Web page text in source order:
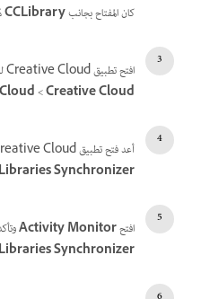
كان المفتاح بجانبCCLibrary
افتح تطبيق Creative Cloud لسطح المكتب، وفي شريط قوائم Apple، حدد
Creative Cloud
>‏
أعد فتح تطبيق Creative Cloud لسطح المكتب لتبدأ
Libraries Synchronizer
افتحActivity Monitor
Libraries Synchronizer